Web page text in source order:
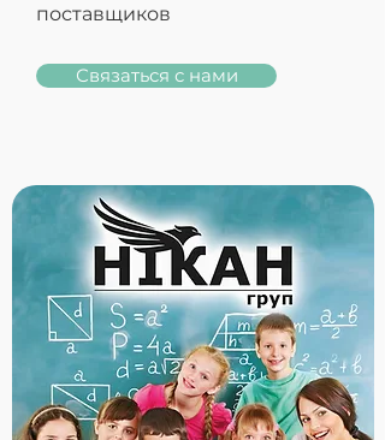
поставщиков
Связаться с нами